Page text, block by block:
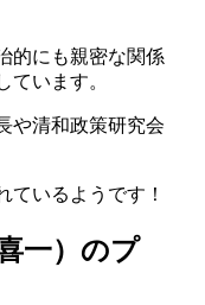
的にも親密な関係
ています。
や清和政策研究会
ているようです！
一）のプ